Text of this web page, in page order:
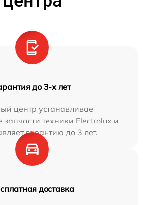
до 3-х лет
центр устанавливает
техники Electrolux и
гарантию до 3 лет.
доставка